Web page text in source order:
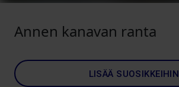
Annen kanavan ranta
LISÄÄ SUOSIKKEIHIN